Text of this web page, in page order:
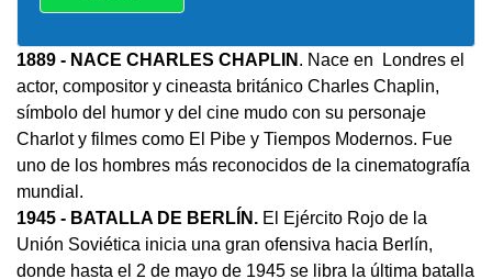
1889 - NACE CHARLES CHAPLIN . Nace en Londres el
actor, compositor y cineasta británico Charles Chaplin,
símbolo del humor y del cine mudo con su personaje
Charlot y filmes como El Pibe y Tiempos Modernos. Fue
uno de los hombres más reconocidos de la cinematografía
mundial.
1945 - BATALLA DE BERLÍN. El Ejército Rojo de la
Unión Soviética inicia una gran ofensiva hacia Berlín,
donde hasta el 2 de mayo de 1945 se libra la última batalla